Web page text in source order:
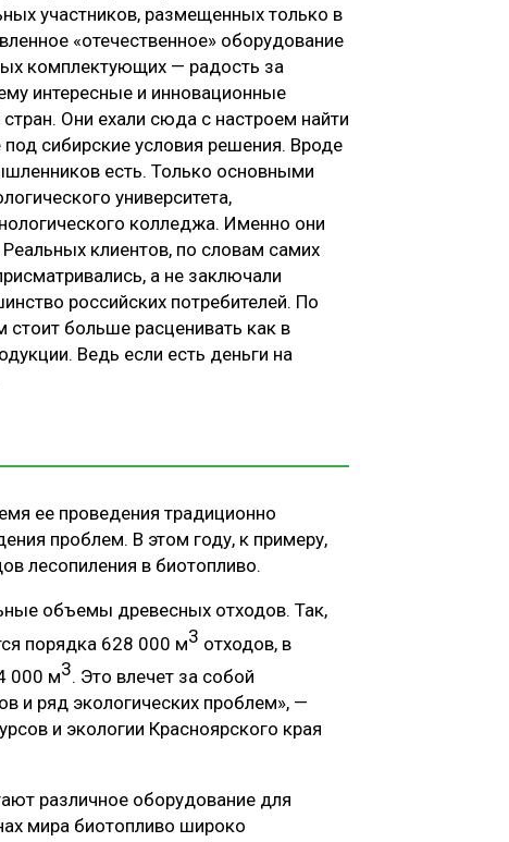
участников, размещенных только в
«отечественное» оборудование
комплектующих — радость за
интересные и инновационные
Они ехали сюда с настроем найти
сибирские условия решения. Вроде
есть. Только основными
университета,
колледжа. Именно они
клиентов, по словам самих
а не заключали
российских потребителей. По
больше расценивать как в
Ведь если есть деньги на
ее проведения традиционно
проблем. В этом году, к примеру,
лесопиления в биотопливо.
объемы древесных отходов. Так,
порядка 628 000 м3 отходов, в
000 м3. Это влечет за собой
и ряд экологических проблем», —
и экологии Красноярского края
различное оборудование для
мира биотопливо широко